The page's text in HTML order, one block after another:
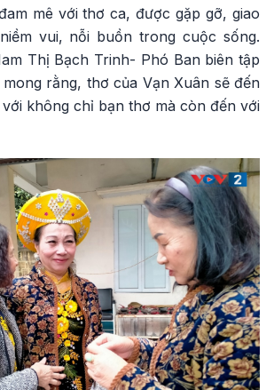
mê với thơ ca, được gặp gỡ, giao
vui, nỗi buồn trong cuộc sống.
Thị Bạch Trinh- Phó Ban biên tập
rằng, thơ của Vạn Xuân sẽ đến
không chỉ bạn thơ mà còn đến với